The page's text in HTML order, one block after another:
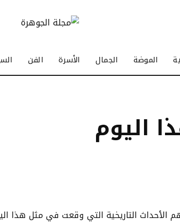
الموضة الجمال الأسرة الفن
اليوم
التاريخية التي وقعت في مثل هذا اليوم 24